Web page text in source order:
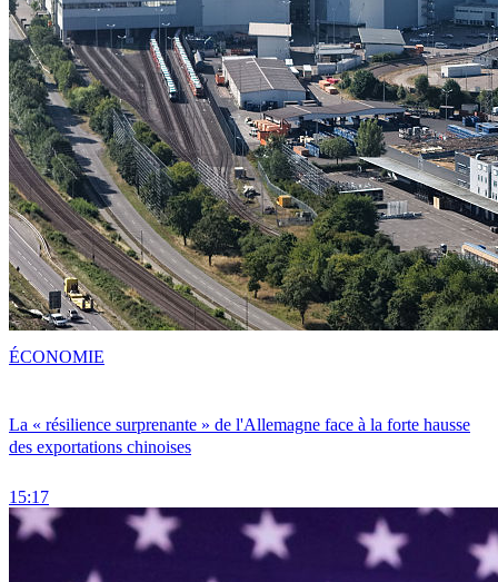
La « résilience surprenante » de l'Allemagne face à la forte hausse
des exportations chinoises
15:17
ÉCONOMIE